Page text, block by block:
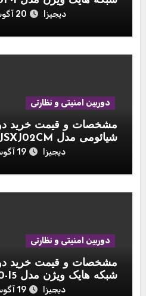
دیجیزا 20 آگوست 2021
دوربین امنیتی و نظارتی
مشخصات و قیمت خرید
شیائومی مدل Mijia MJSXJ02CM
دیجیزا 19 آگوست 2021
دوربین امنیتی و نظارتی
مشخصات و قیمت خرید
شبکه هایک ویژن مدل DS-2CD2T83G0-I5
دیجیزا 19 آگوست 2021